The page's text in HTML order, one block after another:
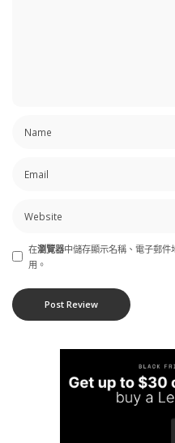
在瀏覽器中儲存顯示名稱、電子郵
用。